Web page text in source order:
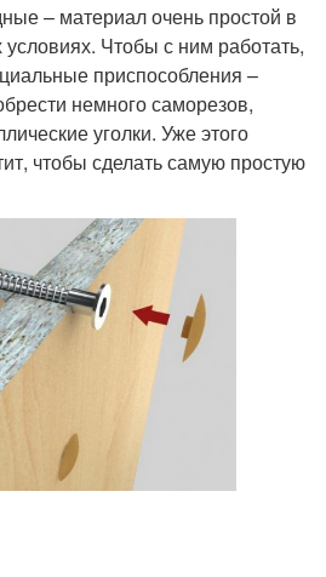
– материал очень простой в
Чтобы с ним работать,
приспособления –
немного саморезов,
уголки. Уже этого
чтобы сделать самую простую